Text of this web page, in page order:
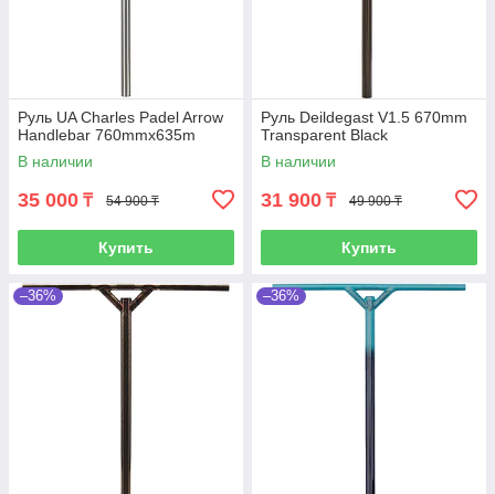
Руль UA Charles Padel Arrow
Handlebar 760mmx635m
В наличии
35 000 ₸ 54 900 ₸
Купить
Руль Deildegast V1.5 670mm
Transparent Black
В наличии
31 900 ₸ 49 900 ₸
Купить
–36% –36%